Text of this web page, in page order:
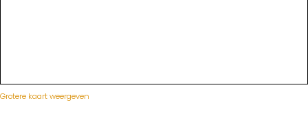
Grotere kaart weergeven